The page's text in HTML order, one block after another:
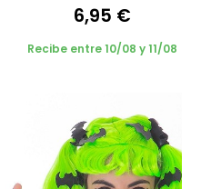
6,95 €
Recibe entre 10/08 y 11/08